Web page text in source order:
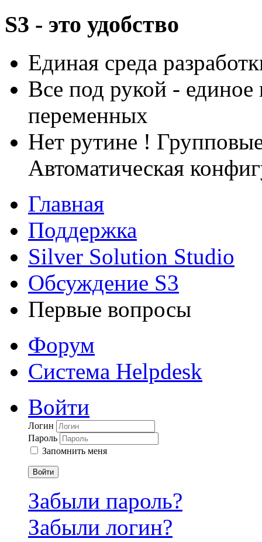
S3 - это удобство
Единая среда
Все под рукой -
переменных
Нет рутине !
Автоматическая
Главная
Поддержка
Silver Solution Studio
Обсуждение S3
Первые вопросы
Форум
Система Helpdesk
Войти
Логин
Пароль
Запомнить меня
Войти
Забыли пароль?
Забыли логин?